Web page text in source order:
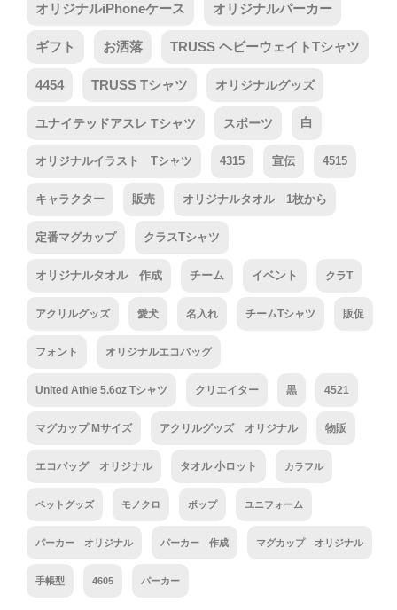
オリジナルiPhoneケース オリジナルパーカー
ギフト お洒落 TRUSS ヘビーウェイトTシャツ
4454 TRUSS Tシャツ オリジナルグッズ
ユナイテッドアスレ Tシャツ スポーツ 白
オリジナルイラスト Tシャツ 4315 宣伝 4515
キャラクター 販売 オリジナルタオル 1枚から
定番マグカップ クラスTシャツ
オリジナルタオル 作成 チーム イベント クラT
アクリルグッズ 愛犬 名入れ チームTシャツ 販促
フォント オリジナルエコバッグ
United Athle 5.6oz Tシャツ クリエイター 黒 4521
マグカップ Mサイズ アクリルグッズ オリジナル 物販
エコバッグ オリジナル タオル 小ロット カラフル
ペットグッズ モノクロ ポップ ユニフォーム
パーカー オリジナル パーカー 作成 マグカップ オリジナル
手帳型 4605 パーカー